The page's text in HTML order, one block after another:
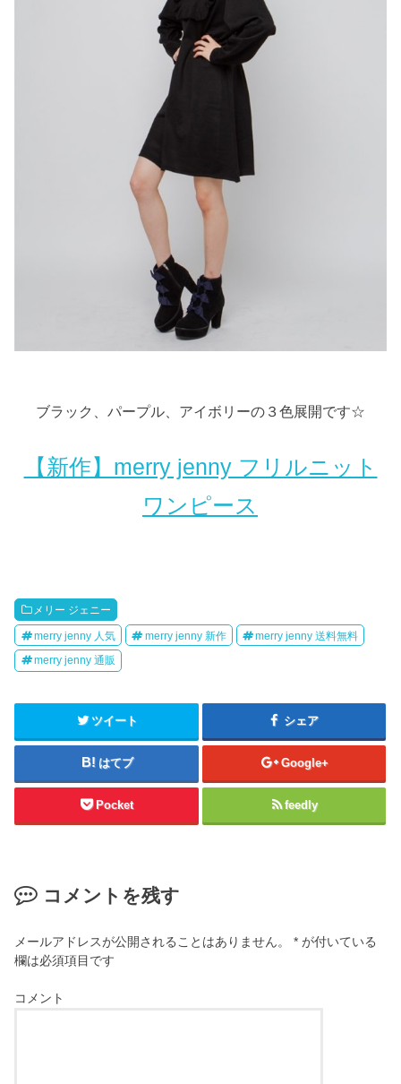
ブラック、パープル、アイボリーの３色展開です☆
【新作】merry jenny フリルニット
ワンピース
メリー ジェニー
merry jenny 人気 merry jenny 新作 merry jenny 送料無料
merry jenny 通販
ツイート シェア
はてブ Google+
Pocket feedly
コメントを残す
メールアドレスが公開されることはありません。 * が付いている
欄は必須項目です
コメント